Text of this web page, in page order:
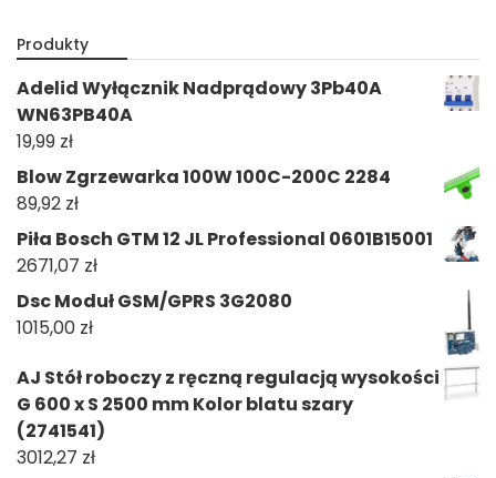
Produkty
Adelid Wyłącznik Nadprądowy 3Pb40A
WN63PB40A
19,99 zł
Blow Zgrzewarka 100W 100C-200C 2284
89,92 zł
Piła Bosch GTM 12 JL Professional 0601B15001
2671,07 zł
Dsc Moduł GSM/GPRS 3G2080
1015,00 zł
AJ Stół roboczy z ręczną regulacją wysokości
G 600 x S 2500 mm Kolor blatu szary
(2741541)
3012,27 zł